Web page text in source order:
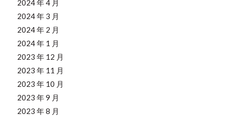
2024 年 4 月
2024 年 3 月
2024 年 2 月
2024 年 1 月
2023 年 12 月
2023 年 11 月
2023 年 10 月
2023 年 9 月
2023 年 8 月